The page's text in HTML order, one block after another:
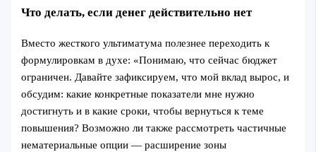
Что делать, если денег действительно нет
Вместо жесткого ультиматума полезнее переходить к
формулировкам в духе: «Понимаю, что сейчас бюджет
ограничен. Давайте зафиксируем, что мой вклад вырос, и
обсудим: какие конкретные показатели мне нужно
достигнуть и в какие сроки, чтобы вернуться к теме
повышения? Возможно ли также рассмотреть частичные
нематериальные опции — расширение зоны